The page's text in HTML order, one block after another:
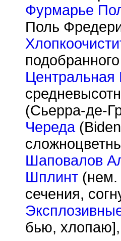
Фурмарье
Поль
Центральная
(Сьерра-де-
Череда
Шаповалов
Шплинт (нем.
сечения,
бью, хлопаю],